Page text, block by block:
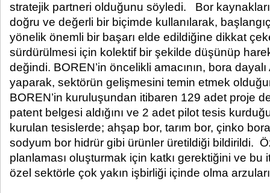
stratejik partneri olduğunu söyledi. Bor
doğru ve değerli bir biçimde kullanılarak,
yönelik önemli bir başarı elde edildiğine dikkat
sürdürülmesi için kolektif bir şekilde düşünüp
değindi. BOREN’in öncelikli amacının, bora dayalı
yaparak, sektörün gelişmesini temin etmek
BOREN’in kuruluşundan itibaren 129 adet proje
patent belgesi aldığını ve 2 adet pilot tesis
kurulan tesislerde; ahşap bor, tarım bor, çinko
sodyum bor hidrür gibi ürünler üretildiği bildirildi.
planlaması oluşturmak için katkı gerektiğini ve
özel sektörle çok yakın işbirliği içinde olma